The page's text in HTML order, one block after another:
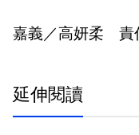
嘉義／高妍柔 責
延伸閱讀